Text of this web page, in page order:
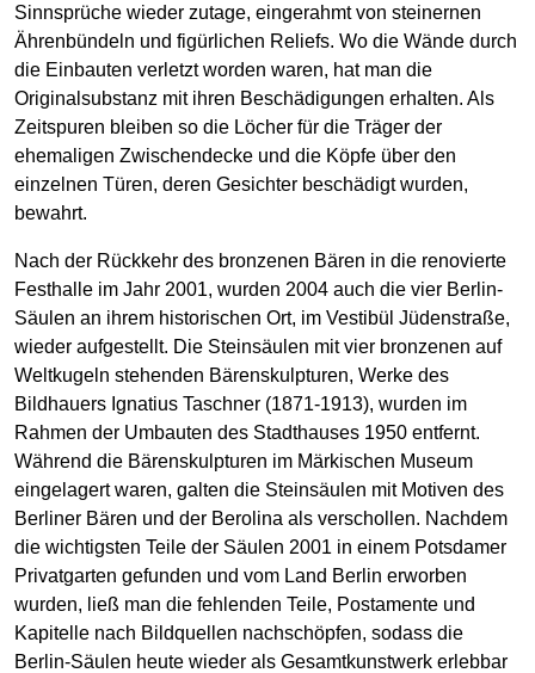
Sinnsprüche wieder zutage, eingerahmt von steinernen
Ährenbündeln und figürlichen Reliefs. Wo die Wände durch
die Einbauten verletzt worden waren, hat man die
Originalsubstanz mit ihren Beschädigungen erhalten. Als
Zeitspuren bleiben so die Löcher für die Träger der
ehemaligen Zwischendecke und die Köpfe über den
einzelnen Türen, deren Gesichter beschädigt wurden,
bewahrt.
Nach der Rückkehr des bronzenen Bären in die renovierte
Festhalle im Jahr 2001, wurden 2004 auch die vier Berlin-
Säulen an ihrem historischen Ort, im Vestibül Jüdenstraße,
wieder aufgestellt. Die Steinsäulen mit vier bronzenen auf
Weltkugeln stehenden Bärenskulpturen, Werke des
Bildhauers Ignatius Taschner (1871-1913), wurden im
Rahmen der Umbauten des Stadthauses 1950 entfernt.
Während die Bärenskulpturen im Märkischen Museum
eingelagert waren, galten die Steinsäulen mit Motiven des
Berliner Bären und der Berolina als verschollen. Nachdem
die wichtigsten Teile der Säulen 2001 in einem Potsdamer
Privatgarten gefunden und vom Land Berlin erworben
wurden, ließ man die fehlenden Teile, Postamente und
Kapitelle nach Bildquellen nachschöpfen, sodass die
Berlin-Säulen heute wieder als Gesamtkunstwerk erlebbar